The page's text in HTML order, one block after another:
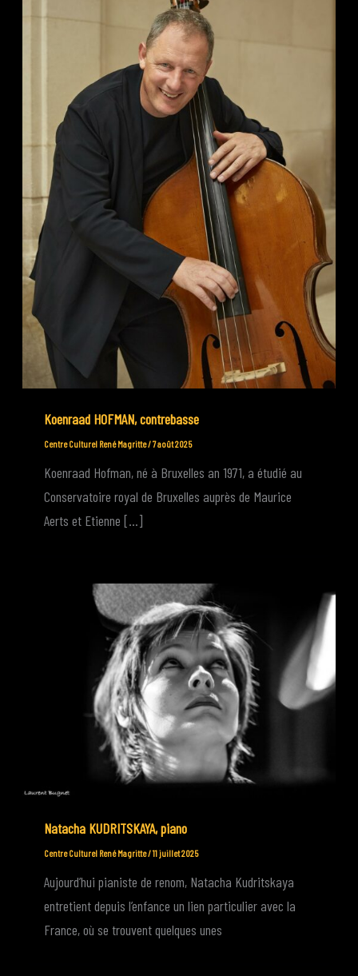
Koenraad HOFMAN, contrebasse
Centre Culturel René Magritte/7 août 2025
Koenraad Hofman, né à Bruxelles an 1971, a étudié au
Conservatoire royal de Bruxelles auprès de Maurice
Aerts et Etienne […]
Natacha KUDRITSKAYA, piano
Centre Culturel René Magritte/11 juillet 2025
Aujourd’hui pianiste de renom, Natacha Kudritskaya
entretient depuis l’enfance un lien particulier avec la
France, où se trouvent quelques unes